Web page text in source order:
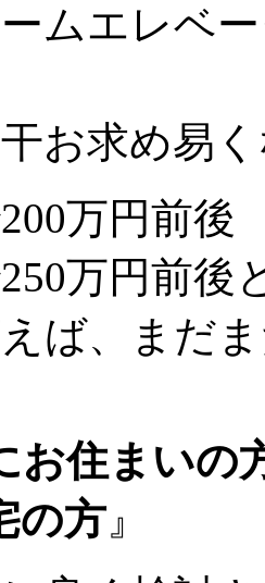
ムエレベ
お求め易
万円前後
万円前
えば、まだ
お住まいの
の方 』